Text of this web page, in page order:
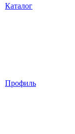
Каталог
Профиль